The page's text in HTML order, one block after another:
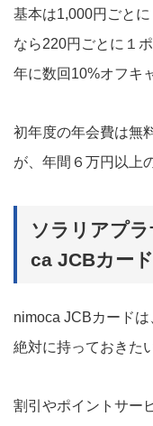
基本は1,000円ごと
なら220円ごとに１
年に数回10%オフキ
初年度の年会費は無
が、年間６万円以上
ソラリアプ
ca JCBカード
nimoca JCBカード
絶対に持っておきた
割引やポイントサー